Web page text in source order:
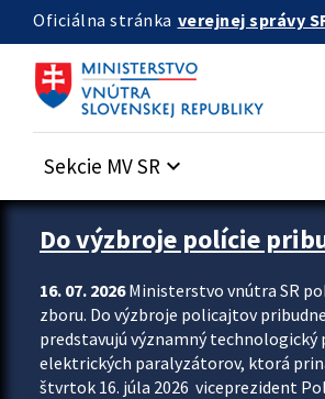
Preskocit na hlavný obsah
Oficiálna stránka verejnej správy
Sekcie MV SR keyboard_arrow_down
Zastavit automatický posun upútavok
Do výzbroje polície
16. 07. 2026Ministerstvo vnútra SR
zboru. Do výzbroje policajtov
predstavujú významný technologický
elektrických paralyzátorov, ktorá
štvrtok 16. júla 2026 viceprezident